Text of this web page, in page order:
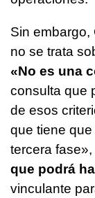
Sin embargo,
no se trata
«No es una
consulta que
de esos
que tiene
tercera
que podrá
vinculante